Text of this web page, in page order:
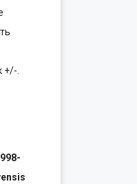
+/-.